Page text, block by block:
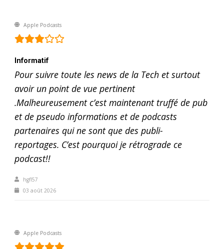
Apple Podcasts
Informatif
Pour suivre toute les news de la Tech et surtout
avoir un point de vue pertinent
.Malheureusement c’est maintenant truffé de pub
et de pseudo informations et de podcasts
partenaires qui ne sont que des publi-
reportages. C’est pourquoi je rétrograde ce
podcast!!
hgfl57
03 août 2026
Apple Podcasts